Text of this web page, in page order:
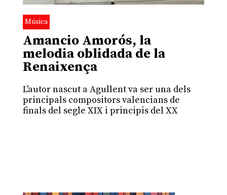
Música
Amancio Amorós, la
melodia oblidada de la
Renaixença
L'autor nascut a Agullent va ser una dels
principals compositors valencians de
finals del segle XIX i principis del XX